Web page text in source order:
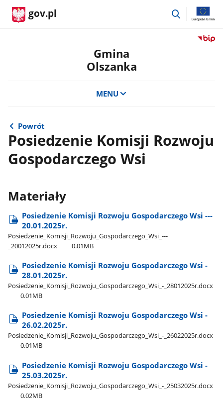
gov.pl
przejdź
Przejdź
Gmina
Olszanka
MENU
Powrót
Posiedzenie Komisji Rozwoju
Gospodarczego Wsi
Materiały
Posiedzenie Komisji Rozwoju Gospodarczego Wsi ---
20.01.2025r.
Posiedzenie​_Komisji​_Rozwoju​_Gospodarczego​_Wsi​_---​
_20012025r.docx
0.01MB
Posiedzenie Komisji Rozwoju Gospodarczego Wsi -
28.01.2025r.
Posiedzenie​_Komisji​_Rozwoju​_Gospodarczego​_Wsi​_-​_28012025r.docx
0.01MB
Posiedzenie Komisji Rozwoju Gospodarczego Wsi -
26.02.2025r.
Posiedzenie​_Komisji​_Rozwoju​_Gospodarczego​_Wsi​_-​_26022025r.docx
0.01MB
Posiedzenie Komisji Rozwoju Gospodarczego Wsi -
25.03.2025r.
Posiedzenie​_Komisji​_Rozwoju​_Gospodarczego​_Wsi​_-​_25032025r.docx
0.02MB